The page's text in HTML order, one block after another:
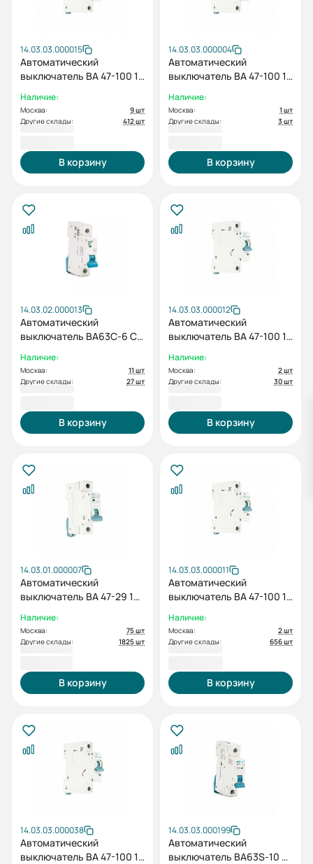
14.03.03.000015
Автоматический
выключатель ВА 47-100 1P
Наличие:
Москва:
9 шт
Другие склады:
412 шт
В корзину
14.03.03.000004
Автоматический
выключатель ВА 47-100 1P
Наличие:
Москва:
1 шт
Другие склады:
3 шт
В корзину
14.03.02.000013
Автоматический
выключатель BA63C-6 C
к.з. 6кА, хар-ка C ESQ
Наличие:
Москва:
11 шт
Другие склады:
27 шт
В корзину
14.03.03.000012
Автоматический
выключатель ВА 47-100 1P
Наличие:
Москва:
2 шт
Другие склады:
30 шт
В корзину
14.03.01.000007
Автоматический
выключатель ВА 47-29 1P
Наличие:
Москва:
75 шт
Другие склады:
1825 шт
В корзину
14.03.03.000011
Автоматический
выключатель ВА 47-100 1P
Наличие:
Москва:
2 шт
Другие склады:
656 шт
В корзину
14.03.03.000038
Автоматический
выключатель ВА 47-100 1P
14.03.03.000199
Автоматический
выключатель ВА63S-10 C